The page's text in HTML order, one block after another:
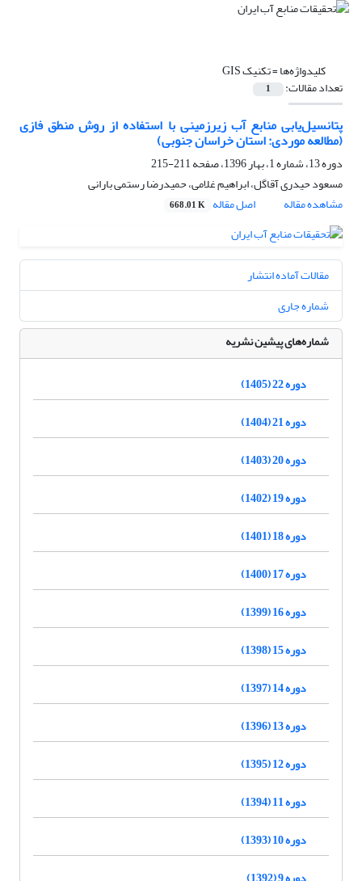
کلیدواژه‌ها =تکنیک GIS
تعداد مقالات: 1
پتانسیل‌یابی منابع آب زیرزمینی با استفاده از روش منطق فازی
(مطالعه موردی: استان خراسان جنوبی)
دوره 13، شماره 1، بهار 1396، صفحه
211-215
مسعود حیدری آقاگل، ابراهیم غلامی، حمیدرضا رستمی بارانی
مشاهده مقاله
اصل مقاله 668.01 K
مقالات آماده انتشار
شماره جاری
شماره‌های پیشین نشریه
دوره 22 (1405)
دوره 21 (1404)
دوره 20 (1403)
دوره 19 (1402)
دوره 18 (1401)
دوره 17 (1400)
دوره 16 (1399)
دوره 15 (1398)
دوره 14 (1397)
دوره 13 (1396)
دوره 12 (1395)
دوره 11 (1394)
دوره 10 (1393)